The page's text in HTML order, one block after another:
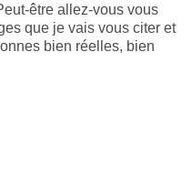
être allez-vous vous
que je vais vous citer et
bien réelles, bien